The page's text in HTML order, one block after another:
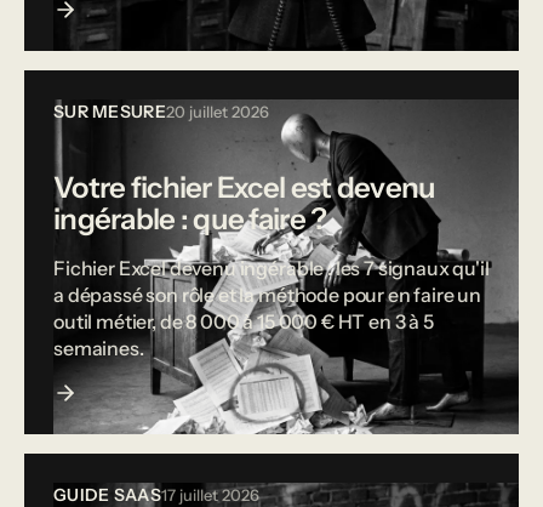
SUR MESURE20 juillet 2026
Votre fichier Excel est devenu
ingérable : que faire ?
Fichier Excel devenu ingérable : les 7 signaux qu'il
a dépassé son rôle et la méthode pour en faire un
outil métier, de 8 000 à 15 000 € HT en 3 à 5
semaines.
GUIDE SAAS17 juillet 2026